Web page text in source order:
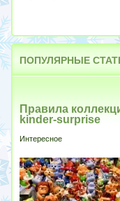
ПОПУЛЯРНЫЕ
Правила
kinder-surprise
Интересное